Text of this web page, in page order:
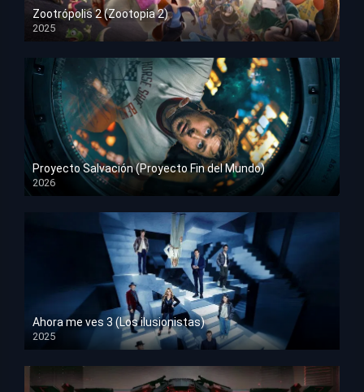
Zootrópolis 2 (Zootopia 2)
2025
HD 1080p
Proyecto Salvación (Proyecto Fin del Mundo)
2026
HD 1080p
Ahora me ves 3 (Los ilusionistas)
2025
HD 1080p